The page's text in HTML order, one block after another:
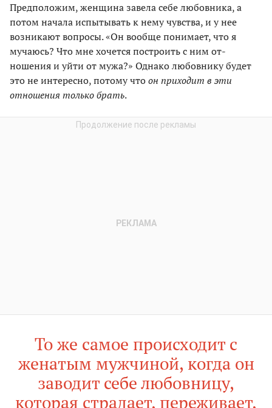
Предположим, женщина завела себе любовника, а
потом начала испытывать к нему чувства, и у нее
возникают вопросы. «Он вообще понимает, что я
мучаюсь? Что мне хочется построить с ним от­
ношения и уйти от мужа?» Однако любовнику будет
это не интересно, потому чтоон приходит в эти
отношения только брать.
То же самое происходит с
женатым мужчиной, когда он
заводит себе любовницу,
которая страдает, переживает,